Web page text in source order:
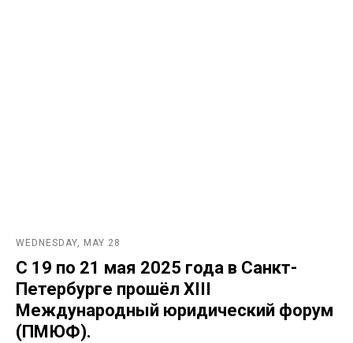
WEDNESDAY, MAY 28
С 19 по 21 мая 2025 года в Санкт-
Петербурге прошёл XIII
Международный юридический форум
(ПМЮФ).